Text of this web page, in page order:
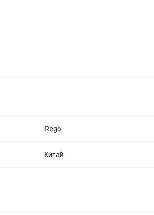
Rego
Китай